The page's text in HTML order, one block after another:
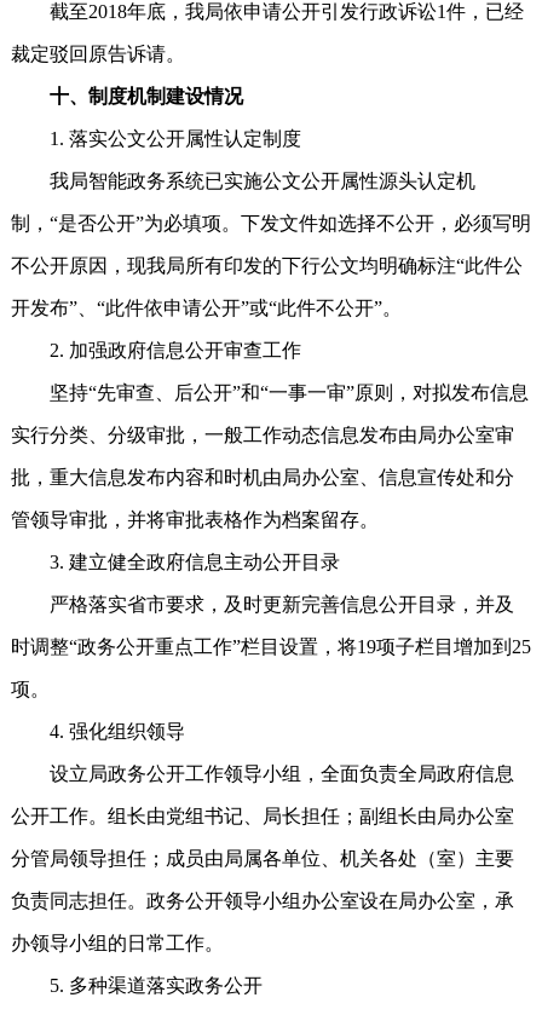
截至2018年底，我局依申请公开引发行政诉讼1件，已经
裁定驳回原告诉请。
十、制度机制建设情况
1. 落实公文公开属性认定制度
我局智能政务系统已实施公文公开属性源头认定机
制，“是否公开”为必填项。下发文件如选择不公开，必须写明
不公开原因，现我局所有印发的下行公文均明确标注“此件公
开发布”、“此件依申请公开”或“此件不公开”。
2. 加强政府信息公开审查工作
坚持“先审查、后公开”和“一事一审”原则，对拟发布信息
实行分类、分级审批，一般工作动态信息发布由局办公室审
批，重大信息发布内容和时机由局办公室、信息宣传处和分
管领导审批，并将审批表格作为档案留存。
3. 建立健全政府信息主动公开目录
严格落实省市要求，及时更新完善信息公开目录，并及
时调整“政务公开重点工作”栏目设置，将19项子栏目增加到25
项。
4. 强化组织领导
设立局政务公开工作领导小组，全面负责全局政府信息
公开工作。组长由党组书记、局长担任；副组长由局办公室
分管局领导担任；成员由局属各单位、机关各处（室）主要
负责同志担任。政务公开领导小组办公室设在局办公室，承
办领导小组的日常工作。
5. 多种渠道落实政务公开